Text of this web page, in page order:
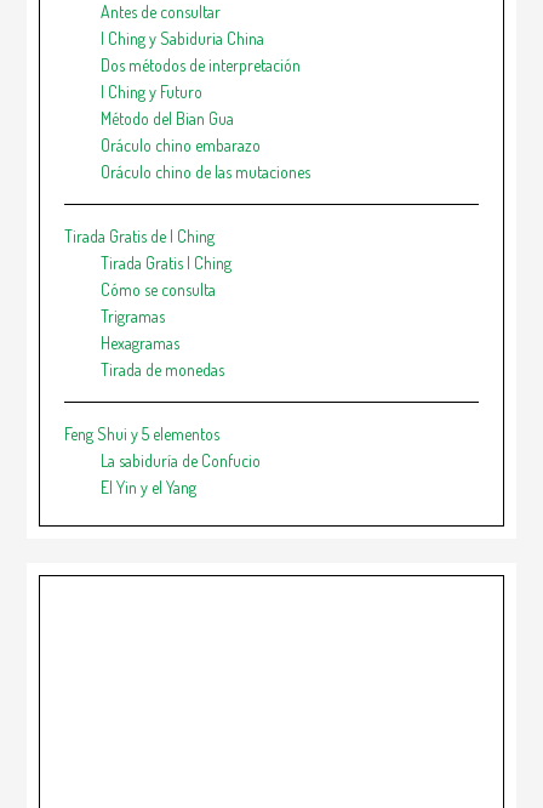
Antes de consultar
I Ching y Sabiduria China
Dos métodos de interpretación
I Ching y Futuro
Método del Bian Gua
Oráculo chino embarazo
Oráculo chino de las mutaciones
Tirada Gratis de I Ching
Tirada Gratis I Ching
Cómo se consulta
Trigramas
Hexagramas
Tirada de monedas
Feng Shui y 5 elementos
La sabiduría de Confucio
El Yin y el Yang